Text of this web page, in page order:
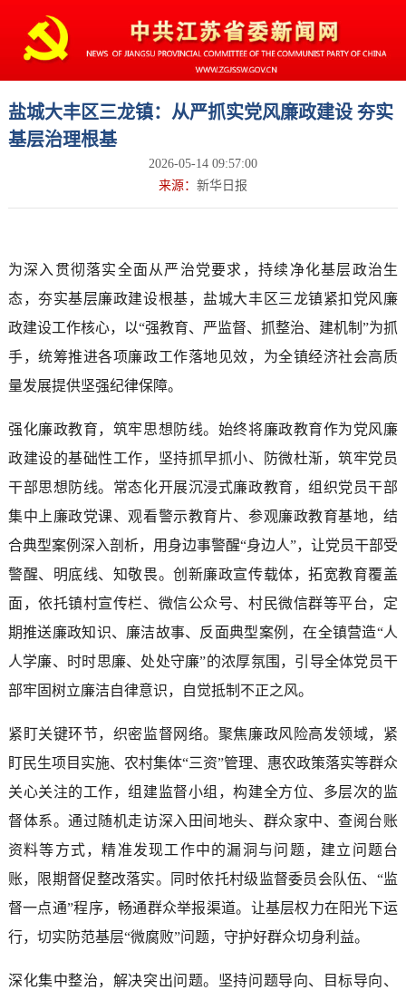
盐城大丰区三龙镇：从严抓实党风廉政建设 夯实
基层治理根基
2026-05-14 09:57:00
来源： 新华日报
为深入贯彻落实全面从严治党要求，持续净化基层政治生
态，夯实基层廉政建设根基，盐城大丰区三龙镇紧扣党风廉
政建设工作核心，以“强教育、严监督、抓整治、建机制”为抓
手，统筹推进各项廉政工作落地见效，为全镇经济社会高质
量发展提供坚强纪律保障。
强化廉政教育，筑牢思想防线。始终将廉政教育作为党风廉
政建设的基础性工作，坚持抓早抓小、防微杜渐，筑牢党员
干部思想防线。常态化开展沉浸式廉政教育，组织党员干部
集中上廉政党课、观看警示教育片、参观廉政教育基地，结
合典型案例深入剖析，用身边事警醒“身边人”，让党员干部受
警醒、明底线、知敬畏。创新廉政宣传载体，拓宽教育覆盖
面，依托镇村宣传栏、微信公众号、村民微信群等平台，定
期推送廉政知识、廉洁故事、反面典型案例，在全镇营造“人
人学廉、时时思廉、处处守廉”的浓厚氛围，引导全体党员干
部牢固树立廉洁自律意识，自觉抵制不正之风。
紧盯关键环节，织密监督网络。聚焦廉政风险高发领域，紧
盯民生项目实施、农村集体“三资”管理、惠农政策落实等群众
关心关注的工作，组建监督小组，构建全方位、多层次的监
督体系。通过随机走访深入田间地头、群众家中、查阅台账
资料等方式，精准发现工作中的漏洞与问题，建立问题台
账，限期督促整改落实。同时依托村级监督委员会队伍、“监
督一点通”程序，畅通群众举报渠道。让基层权力在阳光下运
行，切实防范基层“微腐败”问题，守护好群众切身利益。
深化集中整治，解决突出问题。坚持问题导向、目标导向、